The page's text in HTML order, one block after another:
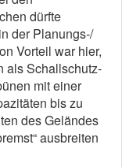
dürfte
der Planungs-/
Vorteil war hier,
als Schallschutz-
mit einer
bis zu
des Geländes
ausbreiten